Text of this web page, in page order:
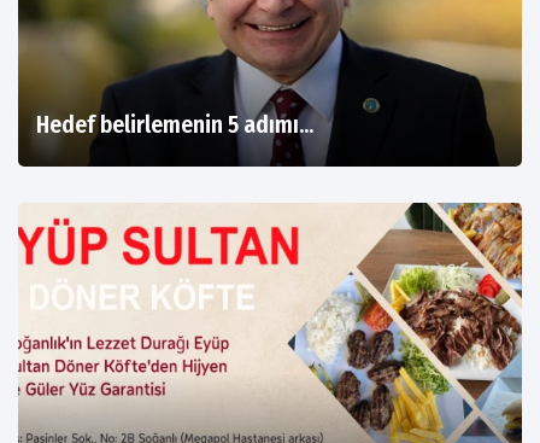
Hedef belirlemenin 5 adımı…